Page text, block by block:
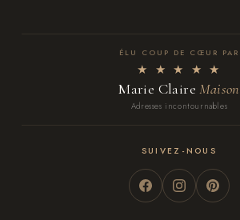
ÉLU COUP DE CŒUR PAR
★ ★ ★ ★ ★
Marie ClaireMaison
Adresses incontournables
SUIVEZ-NOUS